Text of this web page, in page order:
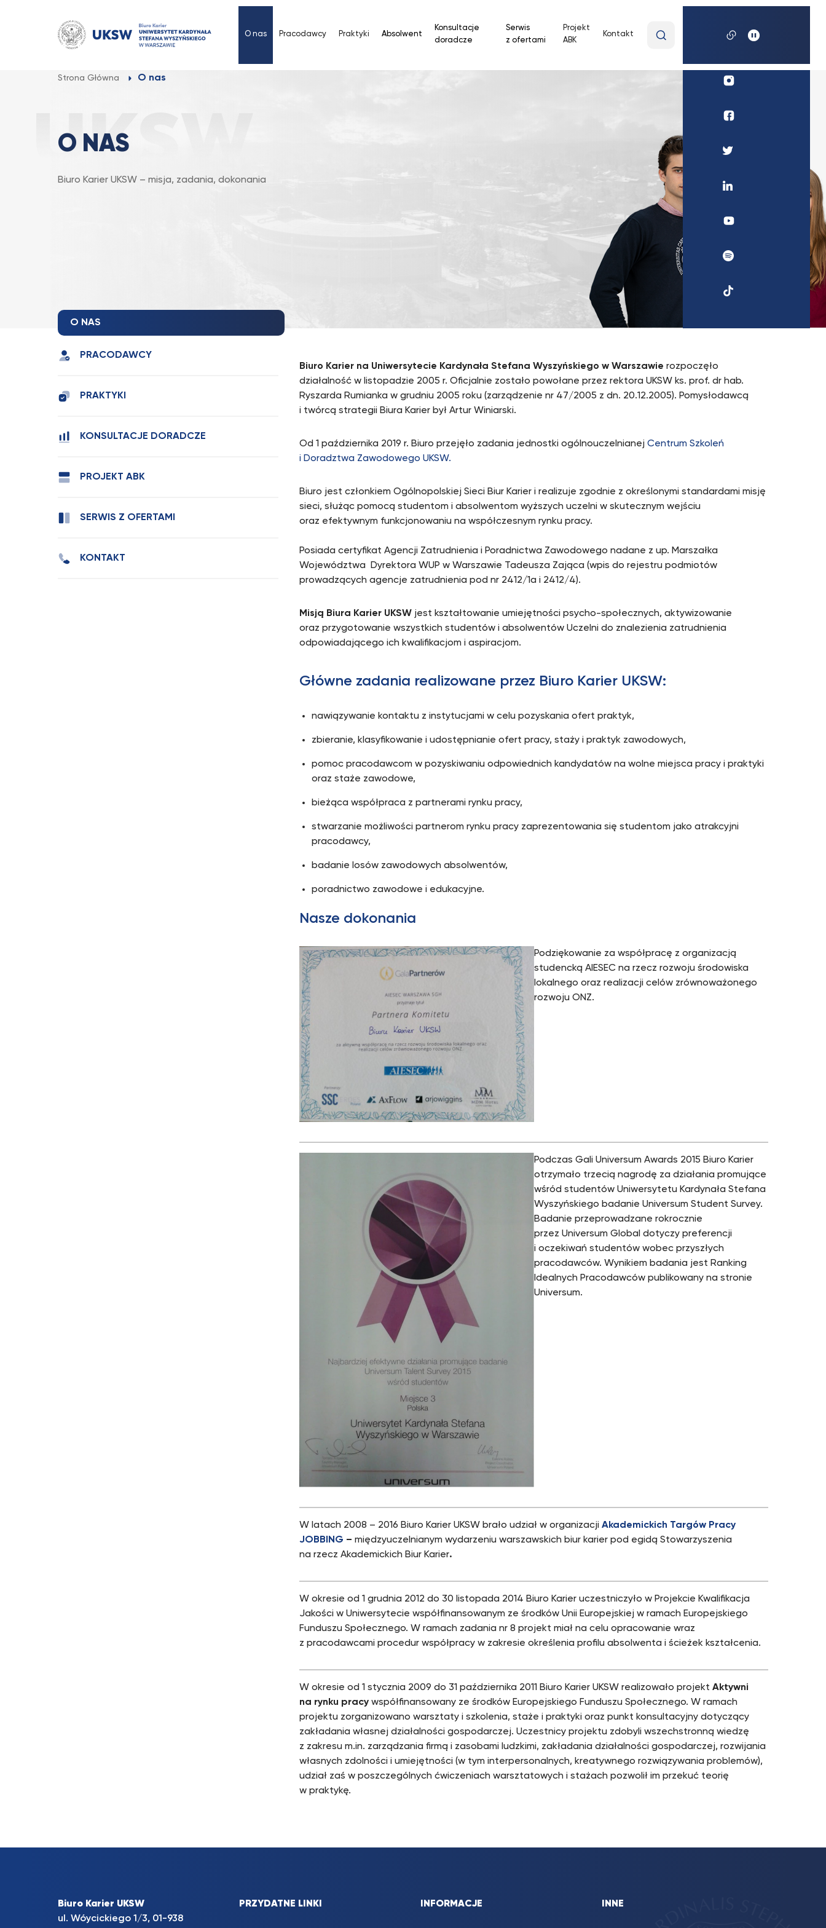
O nas Pracodawcy Praktyki Absolwent
Konsultacje
doradcze
Serwis
z ofertami
Projekt
ABK
Kontakt
wyszukiwaną
Strona Główna O nas
O NAS
Biuro Karier UKSW – misja, zadania, dokonania
Profil
Profil
Profil
Profil
Linkedin
UKSW
UKSW
UKSW
O NAS
PRACODAWCY
PRAKTYKI
KONSULTACJE DORADCZE
PROJEKT ABK
SERWIS Z OFERTAMI
KONTAKT
Biuro Karier na Uniwersytecie Kardynała Stefana Wyszyńskiego w Warszawie rozpoczęło
działalność w listopadzie 2005 r. Oficjalnie zostało powołane przez rektora UKSW ks. prof. dr hab.
Ryszarda Rumianka w grudniu 2005 roku (zarządzenie nr 47/2005 z dn. 20.12.2005). Pomysłodawcą
i twórcą strategii Biura Karier był Artur Winiarski.
Od 1 października 2019 r. Biuro przejęło zadania jednostki ogólnouczelnianejCentrum Szkoleń
i Doradztwa Zawodowego UKSW.
Biuro jest członkiem Ogólnopolskiej Sieci Biur Karier i realizuje zgodnie z określonymi standardami misję
sieci, służąc pomocą studentom i absolwentom wyższych uczelni w skutecznym wejściu
oraz efektywnym funkcjonowaniu na współczesnym rynku pracy.
Posiada certyfikat Agencji Zatrudnienia i Poradnictwa Zawodowego nadane z up. Marszałka
Województwa Dyrektora WUP w Warszawie Tadeusza Zająca (wpis do rejestru podmiotów
prowadzących agencje zatrudnienia pod nr 2412/1a i 2412/4).
Misją Biura Karier UKSW jest kształtowanie umiejętności psycho-społecznych, aktywizowanie
oraz przygotowanie wszystkich studentów i absolwentów Uczelni do znalezienia zatrudnienia
odpowiadającego ich kwalifikacjom i aspiracjom.
Główne zadania realizowane przez Biuro Karier UKSW:
nawiązywanie kontaktu z instytucjami w celu pozyskania ofert praktyk,
zbieranie, klasyfikowanie i udostępnianie ofert pracy, staży i praktyk zawodowych,
pomoc pracodawcom w pozyskiwaniu odpowiednich kandydatów na wolne miejsca pracy i praktyki
oraz staże zawodowe,
bieżąca współpraca z partnerami rynku pracy,
stwarzanie możliwości partnerom rynku pracy zaprezentowania się studentom jako atrakcyjni
pracodawcy,
badanie losów zawodowych absolwentów,
poradnictwo zawodowe i edukacyjne.
Nasze dokonania
Podziękowanie za współpracę z organizacją
studencką AIESEC na rzecz rozwoju środowiska
lokalnego oraz realizacji celów zrównoważonego
rozwoju ONZ.
Podczas Gali Universum Awards 2015 Biuro Karier
otrzymało trzecią nagrodę za działania promujące
wśród studentów Uniwersytetu Kardynała Stefana
Wyszyńskiego badanie Universum Student Survey.
Badanie przeprowadzane rokrocznie
przez Universum Global dotyczy preferencji
i oczekiwań studentów wobec przyszłych
pracodawców. Wynikiem badania jest Ranking
Idealnych Pracodawców publikowany na stronie
Universum.
W latach 2008 – 2016 Biuro Karier UKSW brało udział w organizacjiAkademickich Targów Pracy
JOBBING –międzyuczelnianym wydarzeniu warszawskich biur karier pod egidą Stowarzyszenia
na rzecz Akademickich Biur Karier.
W okresie od 1 grudnia 2012 do 30 listopada 2014 Biuro Karier uczestniczyło w Projekcie Kwalifikacja
Jakości w Uniwersytecie współfinansowanym ze środków Unii Europejskiej w ramach Europejskiego
Funduszu Społecznego. W ramach zadania nr 8 projekt miał na celu opracowanie wraz
z pracodawcami procedur współpracy w zakresie określenia profilu absolwenta i ścieżek kształcenia.
W okresie od 1 stycznia 2009 do 31 października 2011 Biuro Karier UKSW realizowało projektAktywni
na rynku pracy współfinansowany ze środków Europejskiego Funduszu Społecznego. W ramach
projektu zorganizowano warsztaty i szkolenia, staże i praktyki oraz punkt konsultacyjny dotyczący
zakładania własnej działalności gospodarczej. Uczestnicy projektu zdobyli wszechstronną wiedzę
z zakresu m.in. zarządzania firmą i zasobami ludzkimi, zakładania działalności gospodarczej, rozwijania
własnych zdolności i umiejętności (w tym interpersonalnych, kreatywnego rozwiązywania problemów),
udział zaś w poszczególnych ćwiczeniach warsztatowych i stażach pozwolił im przekuć teorię
w praktykę.
Biuro Karier UKSW
ul. Wóycickiego 1/3, 01-938
PRZYDATNE LINKI INFORMACJE INNE